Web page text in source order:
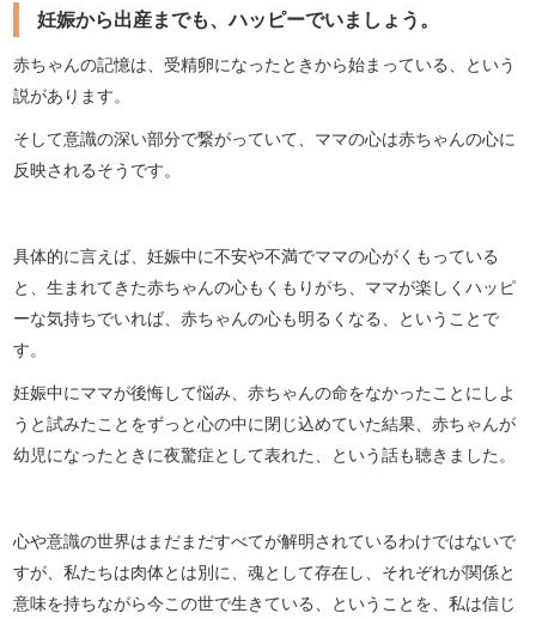
妊娠から出産までも、ハッピーでいましょう。
赤ちゃんの記憶は、受精卵になったときから始まっている、という
説があります。
そして意識の深い部分で繋がっていて、ママの心は赤ちゃんの心に
反映されるそうです。
具体的に言えば、妊娠中に不安や不満でママの心がくもっている
と、生まれてきた赤ちゃんの心もくもりがち、ママが楽しくハッピ
ーな気持ちでいれば、赤ちゃんの心も明るくなる、ということで
す。
妊娠中にママが後悔して悩み、赤ちゃんの命をなかったことにしよ
うと試みたことをずっと心の中に閉じ込めていた結果、赤ちゃんが
幼児になったときに夜驚症として表れた、という話も聴きました。
心や意識の世界はまだまだすべてが解明されているわけではないで
すが、私たちは肉体とは別に、魂として存在し、それぞれが関係と
意味を持ちながら今この世で生きている、ということを、私は信じ